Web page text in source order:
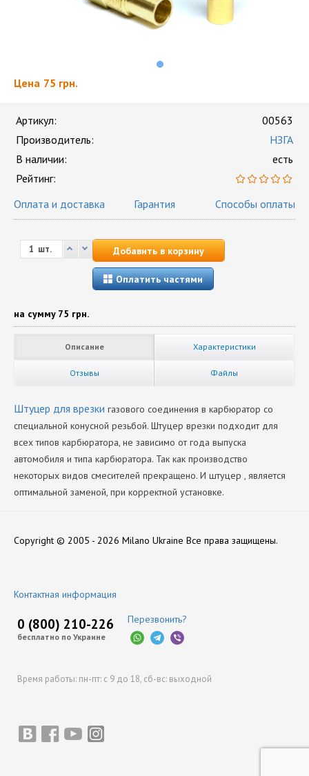
Цена 75 грн.
Артикул:
00563
Производитель:
НЗГА
В наличии:
есть
Рейтинг:
Оплата и доставка
Гарантия Способы оплаты
шт. Добавить в корзину
Оплатить частями
на сумму 75 грн.
Описание Характеристики
Отзывы Файлы
Штуцер для врезки газового соединения в карбюратор со
специальной конусной резьбой. Штуцер врезки подходит для
всех типов карбюратора, не зависимо от года выпуска
автомобиля и типа карбюратора. Так как производство
некоторых видов смесителей прекращено. И штуцер , является
оптимальной заменой, при корректной установке.
Производитель
Copyright © 2005 - 2026 Milano Ukraine Все права защищены.
Контактная информация
0 (800) 210-226
бесплатно по Украине
Перезвонить?
Время работы: пн-пт: с 9 до 18, сб-вс: выходной